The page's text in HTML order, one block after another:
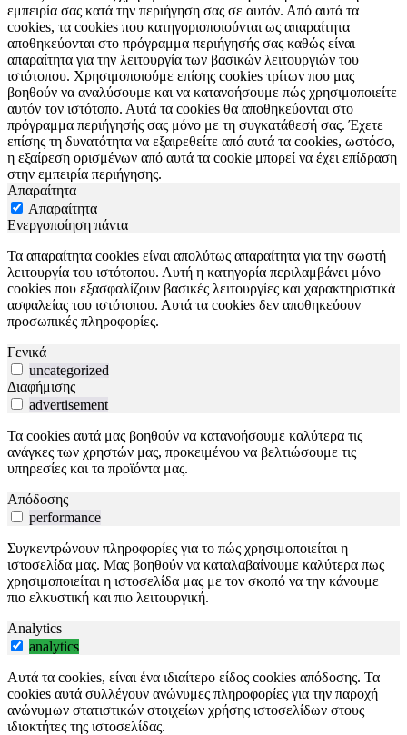
εμπειρία σας κατά την περιήγηση σας σε αυτόν. Από αυτά τα
cookies, τα cookies που κατηγοριοποιούνται ως απαραίτητα
αποθηκεύονται στο πρόγραμμα περιήγησής σας καθώς είναι
απαραίτητα για την λειτουργία των βασικών λειτουργιών του
ιστότοπου. Χρησιμοποιούμε επίσης cookies τρίτων που μας
βοηθούν να αναλύσουμε και να κατανοήσουμε πώς χρησιμοποιείτε
αυτόν τον ιστότοπο. Αυτά τα cookies θα αποθηκεύονται στο
πρόγραμμα περιήγησής σας μόνο με τη συγκατάθεσή σας. Έχετε
επίσης τη δυνατότητα να εξαιρεθείτε από αυτά τα cookies, ωστόσο,
η εξαίρεση ορισμένων από αυτά τα cookie μπορεί να έχει επίδραση
στην εμπειρία περιήγησης.
Απαραίτητα
Απαραίτητα
Ενεργοποίηση πάντα
Τα απαραίτητα cookies είναι απολύτως απαραίτητα για την σωστή
λειτουργία του ιστότοπου. Αυτή η κατηγορία περιλαμβάνει μόνο
cookies που εξασφαλίζουν βασικές λειτουργίες και χαρακτηριστικά
ασφαλείας του ιστότοπου. Αυτά τα cookies δεν αποθηκεύουν
προσωπικές πληροφορίες.
Γενικά
uncategorized
Διαφήμισης
advertisement
Τα cookies αυτά μας βοηθούν να κατανοήσουμε καλύτερα τις
ανάγκες των χρηστών μας, προκειμένου να βελτιώσουμε τις
υπηρεσίες και τα προϊόντα μας.
Απόδοσης
performance
Συγκεντρώνουν πληροφορίες για το πώς χρησιμοποιείται η
ιστοσελίδα μας. Μας βοηθούν να καταλαβαίνουμε καλύτερα πως
χρησιμοποιείται η ιστοσελίδα μας με τον σκοπό να την κάνουμε
πιο ελκυστική και πιο λειτουργική.
Analytics
analytics
Αυτά τα cookies, είναι ένα ιδιαίτερο είδος cookies απόδοσης. Τα
cookies αυτά συλλέγουν ανώνυμες πληροφορίες για την παροχή
ανώνυμων στατιστικών στοιχείων χρήσης ιστοσελίδων στους
ιδιοκτήτες της ιστοσελίδας.